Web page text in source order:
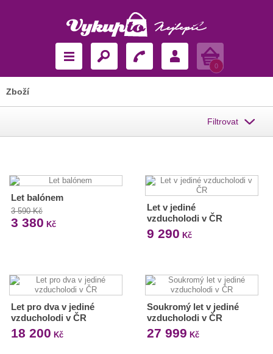
Košík
0
Zboží
Filtrovat
Let balónem
3 590 Kč
3 380 Kč
Let v jediné
vzducholodi v ČR
9 290 Kč
Let pro dva v jediné
vzducholodi v ČR
18 200 Kč
Soukromý let v jediné
vzducholodi v ČR
27 999 Kč